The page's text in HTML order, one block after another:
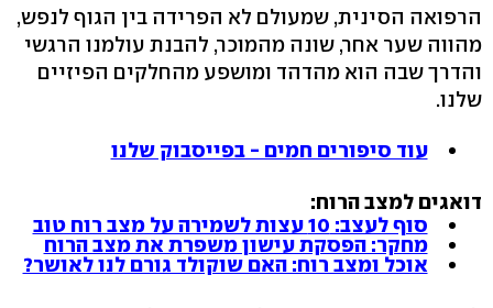
הרפואה הסינית, שמעולם לא הפרידה בין הגוף לנפש,
מהווה שער אחר, שונה מהמוכר, להבנת עולמנו הרגשי
והדרך שבה הוא מהדהד ומושפע מהחלקים הפיזיים
שלנו.
עוד סיפורים חמים - בפייסבוק שלנו
דואגים למצב הרוח:
סוף לעצב: 10 עצות לשמירה על מצב רוח טוב
מחקר: הפסקת עישון משפרת את מצב הרוח
אוכל ומצב רוח: האם שוקולד גורם לנו לאושר?